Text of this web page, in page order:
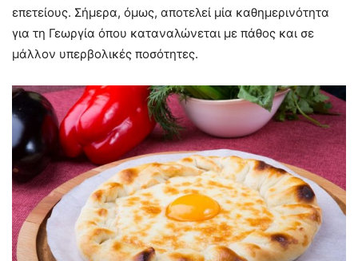
επετείους. Σήμερα, όμως, αποτελεί μία καθημερινότητα
για τη Γεωργία όπου καταναλώνεται με πάθος και σε
μάλλον υπερβολικές ποσότητες.